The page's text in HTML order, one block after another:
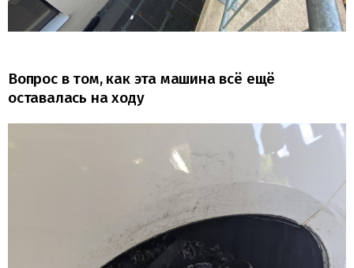
Вопрос в том, как эта машина всё ещё
оставалась на ходу